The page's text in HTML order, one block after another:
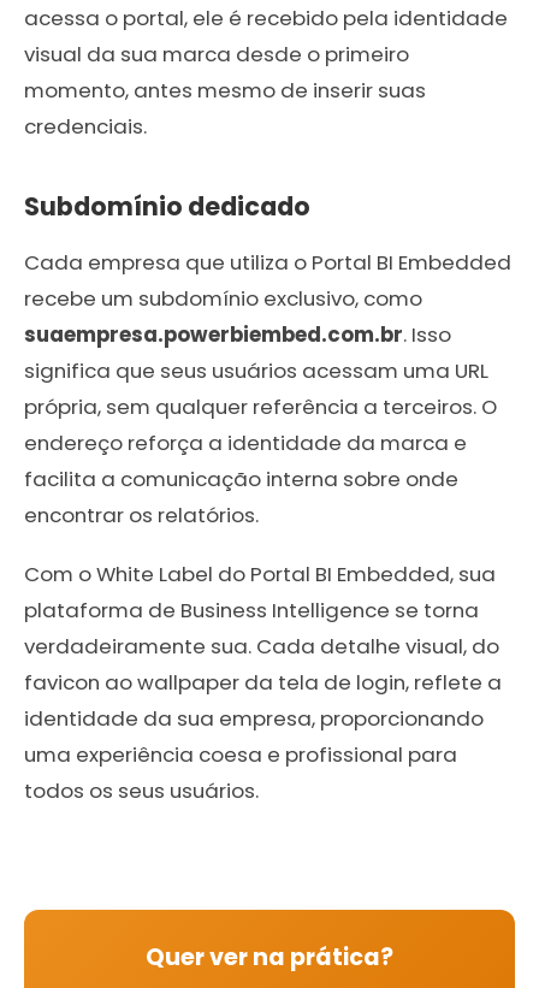
acessa o portal, ele é recebido pela identidade
visual da sua marca desde o primeiro
momento, antes mesmo de inserir suas
credenciais.
Subdomínio dedicado
Cada empresa que utiliza o Portal BI Embedded
recebe um subdomínio exclusivo, como
suaempresa.powerbiembed.com.br. Isso
significa que seus usuários acessam uma URL
própria, sem qualquer referência a terceiros. O
endereço reforça a identidade da marca e
facilita a comunicação interna sobre onde
encontrar os relatórios.
Com o White Label do Portal BI Embedded, sua
plataforma de Business Intelligence se torna
verdadeiramente sua. Cada detalhe visual, do
favicon ao wallpaper da tela de login, reflete a
identidade da sua empresa, proporcionando
uma experiência coesa e profissional para
todos os seus usuários.
Quer ver na prática?